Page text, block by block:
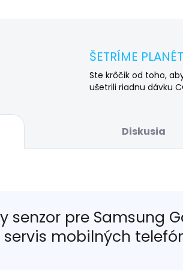
ŠETRÍME
Ste krôčik od toho,
ušetrili riadnu dávku
Diskusia
senzor pre Samsung
servis mobilných